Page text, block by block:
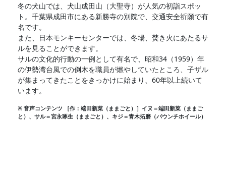
冬の犬山では、犬山成田山（大聖寺）が人気の初詣スポッ
ト。千葉県成田市にある新勝寺の別院で、交通安全祈願で有
名です。
また、日本モンキーセンターでは、冬場、焚き火にあたるサ
ルを見ることができます。
サルの文化的行動の一例として有名で、昭和34（1959）年
の伊勢湾台風での倒木を職員が燃やしていたところ、子ザル
が集まってきたことをきっかけに始まり、60年以上続いて
います。
※ 音声コンテンツ ［作：端田新菜（ままごと）］イヌ＝端田新菜（ままご
と）、サル＝宮永琢生（ままごと）、キジ＝青木拓磨（パウンチホイール）